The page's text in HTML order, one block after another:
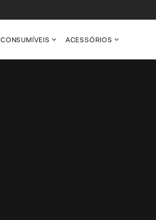
CONSUMÍVEIS ACESSÓRIOS